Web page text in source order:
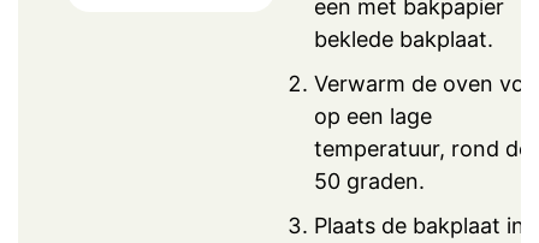
een met bakpapier
beklede bakplaat.
Verwarm de oven
op een lage
temperatuur, rond de
50 graden.
Plaats de bakplaat in